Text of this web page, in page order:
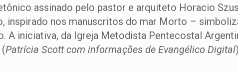
assinado pelo pastor e arquiteto Horacio
inspirado nos manuscritos do mar Morto –
A iniciativa, da Igreja Metodista Pentecostal
Patrícia Scott com informações de Evangélico Digital)